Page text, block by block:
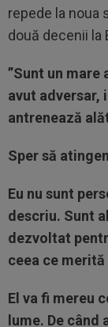
repede la noua
două decenii la
”Sunt un
avut adversar,
antrenează
Sper să
Eu nu sunt
descriu. Sunt
dezvoltat
ceea ce merită
El va fi mereu
lume. De când